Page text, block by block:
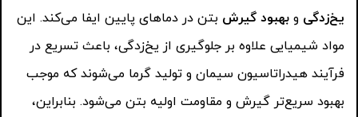
یخ‌زدگی و بهبود گیرش بتن در دماهای پایین ایفا می‌کند. این
مواد شیمیایی علاوه بر جلوگیری از یخ‌زدگی، باعث تسریع در
فرآیند هیدراتاسیون سیمان و تولید گرما می‌شوند که موجب
بهبود سریع‌تر گیرش و مقاومت اولیه بتن می‌شود. بنابراین،